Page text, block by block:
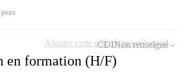
en formation (H/F)
CDINon renseigné
Ajouter cette offre à ma sélection